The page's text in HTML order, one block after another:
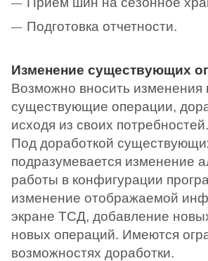
Подготовка отчетности.
Изменение существующих
Возможно вносить изменения
существующие операции,
исходя из своих потребностей.
Под доработкой
подразумевается изменение
работы в конфигурации
изменение отображаемой
экране ТСД, добавление
новых операций. Имеются
возможностях доработки.